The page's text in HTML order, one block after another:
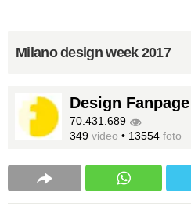
Milano design week 2017
Design Fanpage
70.431.689
349 video • 13554 foto